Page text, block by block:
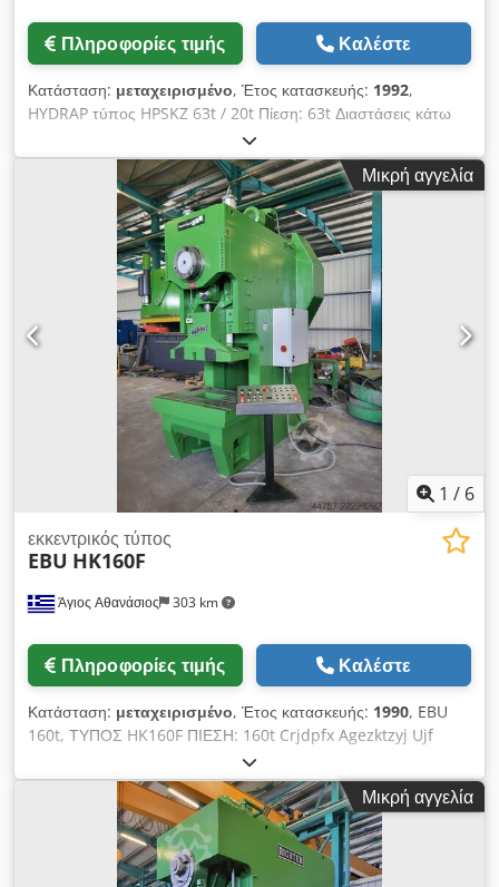
Πληροφορίες τιμής Καλέστε
Κατάσταση: μεταχειρισμένο, Έτος κατασκευής: 1992,
HYDRAP τύπος HPSKZ 63t / 20t Πίεση: 63t Διαστάσεις κάτω
τραπεζιού: 700x700mm Διαστάσεις άνω τραπεζιού:
600x600mm Μήκος διαδρομής: 600mm Άνοιγμα: 800mm
Codpfjw Slnijx Ag Usrf Μαξιλάρι: 20t
Μικρή αγγελία
1 / 6
Άγιος Αθανάσιος 303 km
εκκεντρικός τύπος
EBU HK160F
Πληροφορίες τιμής Καλέστε
Κατάσταση: μεταχειρισμένο, Έτος κατασκευής: 1990, EBU
160t, ΤΥΠΟΣ HK160F ΠΙΕΣΗ: 160t Crjdpfx Agezktzyj Ujf
ΔΙΑΣΤΑΣΕΙΣ ΑΝΩΤΕΡΗΣ ΠΛΑΤΦΟΡΜΑΣ: 1000x500mm
ΔΙΑΣΤΑΣΕΙΣ ΚΑΤΩΤΕΡΗΣ ΠΛΑΤΦΟΡΜΑΣ: 1200x800mm
ΑΡΙΘΜΟΣ ΚΥΚΛΩΝ ΑΝΑ ΛΕΠΤΟ: 80 ΜΗΚΟΣ ΚΥΚΛΟΥ: 20-
200mm ΜΕΓΙΣΤΗ ΑΠΟΣΤΑΣΗ ΜΕΤΑΞΥ ΠΛΑΤΦΟΡΜΩΝ:
600mm ΙΣΧΥΣ: 15kW ΒΑΡΟΣ: 17.500 kg ΤΟ ΜΗΧΑΝΗΜΑ
ΕΙΝΑΙ ΣΕ ΑΡΙΣΤΗ ΚΑΤΑΣΤΑΣΗ ΚΑΙ ΕΙΝΑΙ ΕΤΟΙΜΟ ΓΙΑ
Μικρή αγγελία